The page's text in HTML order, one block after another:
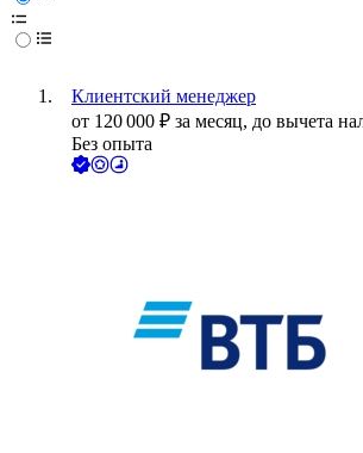
Клиентский менеджер
от 120 000 ₽ за месяц, до вычета
Без опыта